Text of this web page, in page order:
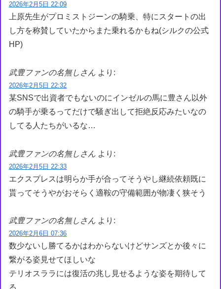
2026年2月5日 22:09
上原先生がプロミストジーンの騎乗、特にスタートの出
し方を称賛していたからまた乗れるかもね(シルクの公式
HP)
武豊ファンの名無しさん より:
2026年2月5日 22:32
某SNSで出資者でもないのにインゼルの馬に豊さん以外
の騎手が乗るってだけで騒ぎ出して拒絶反応みたいなの
してる人たちがいるな…
武豊ファンの名無しさん より:
2026年2月5日 22:33
エクスプレスは明らか手が合ってそうやし継続依頼既に
貰ってそうやがおそらく適鞍の守備範囲が物凄く狭そう
武豊ファンの名無しさん より:
2026年2月6日 07:36
数少ないし勝てるかはわからないけどサンズとか後々に
繋がる姿見せてほしいな
テリオスララには復活の兆し見せるような姿を期待して